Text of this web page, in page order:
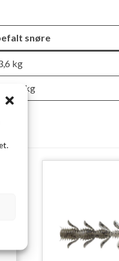
snøre
kg
22,7 kg